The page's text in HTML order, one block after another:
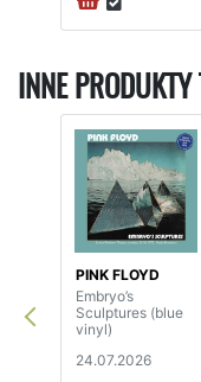
INNE
PINK FLOYD
Embryo’s
Sculptures (blue
vinyl)
24.07.2026